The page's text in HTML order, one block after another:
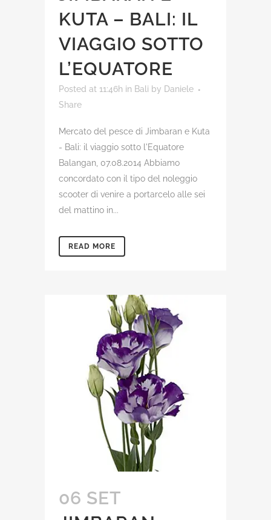
KUTA – BALI: IL
VIAGGIO SOTTO
L’EQUATORE
Posted at 11:46h in Bali by Daniele
Share
Mercato del pesce di Jimbaran e Kuta
- Bali: il viaggio sotto l'Equatore
Balangan, 07.08.2014 Abbiamo
concordato con il tipo del noleggio
scooter di venire a portarcelo alle sei
del mattino in...
READ MORE
06 SET